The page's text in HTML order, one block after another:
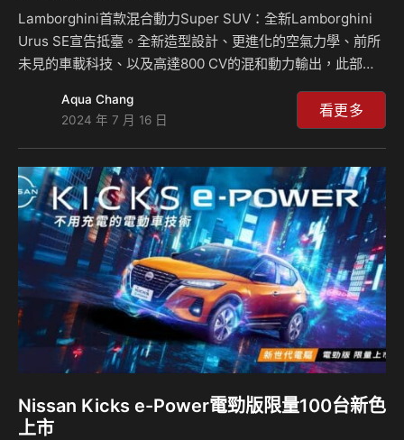
Lamborghini首款混合動力Super SUV：全新Lamborghini
Urus SE宣告抵臺。全新造型設計、更進化的空氣力學、前所
未見的車載科技、以及高達800 CV的混和動力輸出，此部插
以及駕駛樂趣堪稱翹楚，獨佔級距之首。歸功源自熱能與電能
的雙重心臟，扭力峰值及動力輸出達到前所未見的最高成就，
同時減低80%的碳排量，將超級跑車的性能與SUV的日常實用
性完美結合。 此部跟隨品牌電氣化之路向前進化的Urus SE今
日正式在臺亮相，由臺灣總代理嘉鎷興業與亞太區原廠長官共
同迎接貴賓與媒體朋友一同在夏夜沉浸於蠻牛邁向未來的革新
之路。…
Aqua Chang
2024 年 7 月 16 日
看更多
Nissan Kicks e-Power電勁版限量100台新色
上市